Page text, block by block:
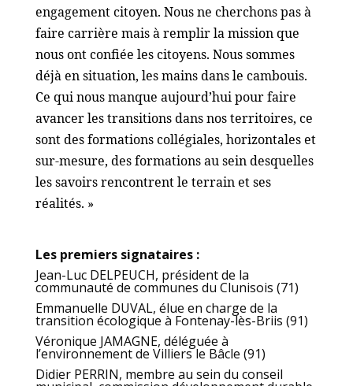
engagement citoyen. Nous ne cherchons pas à
faire carrière mais à remplir la mission que
nous ont confiée les citoyens. Nous sommes
déjà en situation, les mains dans le cambouis.
Ce qui nous manque aujourd’hui pour faire
avancer les transitions dans nos territoires, ce
sont des formations collégiales, horizontales et
sur-mesure, des formations au sein desquelles
les savoirs rencontrent le terrain et ses
réalités. »
Les premiers signataires :
Jean-Luc DELPEUCH, président de la
communauté de communes du Clunisois (71)
Emmanuelle DUVAL, élue en charge de la
transition écologique à Fontenay-lès-Briis (91)
Véronique JAMAGNE, déléguée à
l’environnement de Villiers le Bâcle (91)
Didier PERRIN, membre au sein du conseil